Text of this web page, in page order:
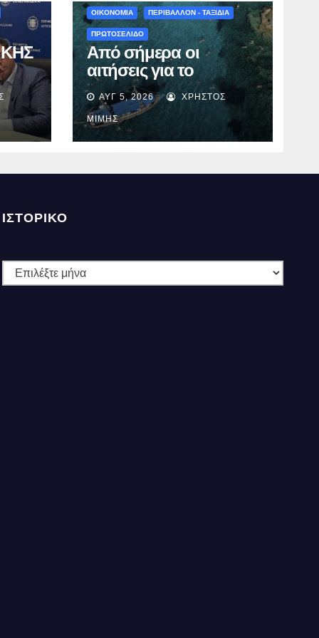
ΟΙΚΟΝΟΜΙΑ ΠΕΡΙΒΑΛΛΟΝ - ΤΑΞΙΔΙΑ
ΠΡΩΤΟΣΕΛΙΔΟ
Από σήμερα οι
αιτήσεις για το
Πρόγραμμα
«Τουρισμός για Όλους
2026-2027» – Πότε
λήγει η προσθεσμία
ΑΥΓ 5, 2026 ΧΡΉΣΤΟΣ
ΜΊΜΗΣ
ΙΣΤΟΡΙΚΌ
Ιστορικό